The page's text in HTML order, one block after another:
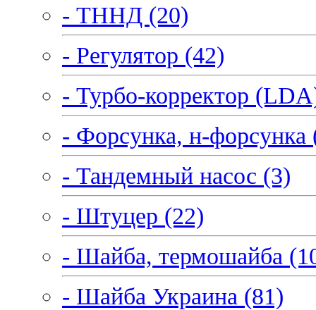
- ТННД (20)
- Регулятор (42)
- Турбо-корректор
- Форсунка, н-форсунка
- Тандемный насос (3)
- Штуцер (22)
- Шайба, термошайба
- Шайба Украина (81)